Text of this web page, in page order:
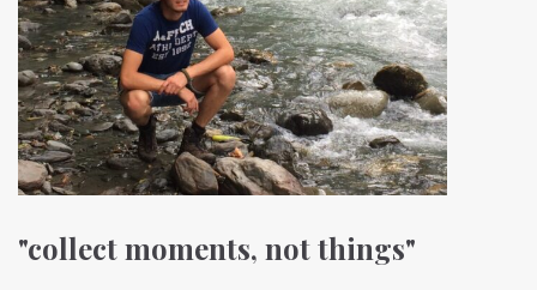
"collect moments, not things"